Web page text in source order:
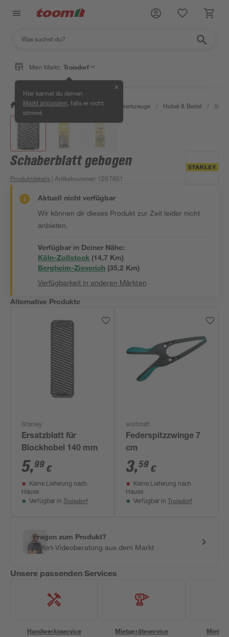
Mein Markt: Troisdorf
Hier kannst du deinen
Markt anpassen , falls er nicht
stimmt.
✕
/ Werkstatt & Maschinen / Handwerkzeuge / Hobel & Beitel /
Schaberblatt gebogen
Produktdetails | Artikelnummer: 1267651
Aktuell nicht verfügbar
Wir können dir dieses Produkt zur Zeit leider nicht
anbieten.
Verfügbar in Deiner Nähe:
Köln-Zollstock (14,7 Km)
Bergheim-Zieverich (35,2 Km)
Verfügbarkeit in anderen Märkten
Alternative Produkte
Stanley
Ersatzblatt für
Blockhobel 140 mm
5,99 €
Keine Lieferung nach
Hause
Verfügbar in Troisdorf
wolfcraft
Federspitzzwinge 7
cm
3,59 €
Keine Lieferung nach
Hause
Verfügbar in Troisdorf
Fragen zum Produkt?
Sofort-Videoberatung aus dem Markt
Unsere passenden Services
Handwerksservice Mietgeräteservice